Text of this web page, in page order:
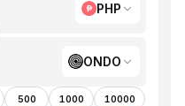
PHP
ONDO
500 1000 10000